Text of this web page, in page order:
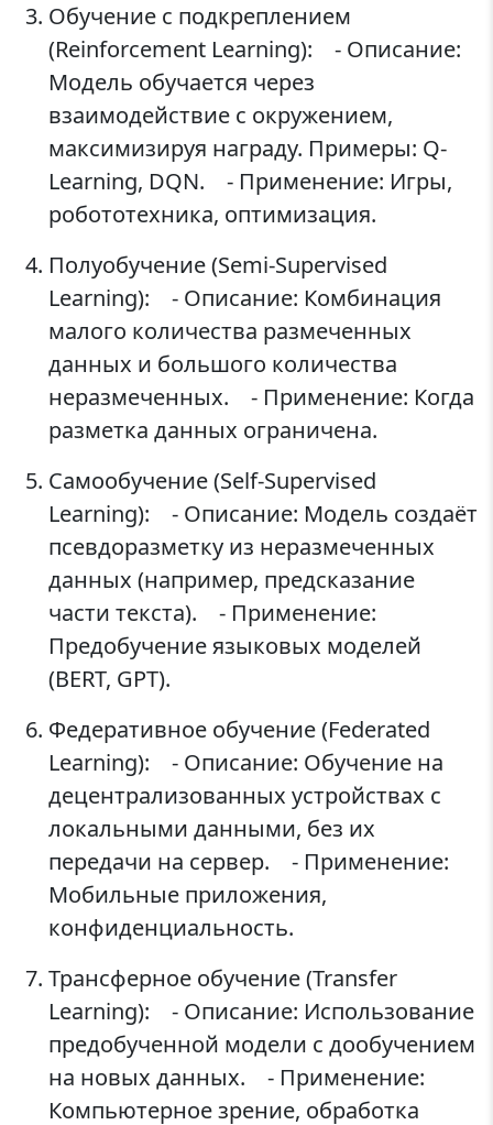
Обучение с подкреплением
(Reinforcement Learning): - Описание:
Модель обучается через
взаимодействие с окружением,
максимизируя награду. Примеры: Q-
Learning, DQN. - Применение: Игры,
робототехника, оптимизация.
Полуобучение (Semi-Supervised
Learning): - Описание: Комбинация
малого количества размеченных
данных и большого количества
неразмеченных. - Применение: Когда
разметка данных ограничена.
Самообучение (Self-Supervised
Learning): - Описание: Модель создаёт
псевдоразметку из неразмеченных
данных (например, предсказание
части текста). - Применение:
Предобучение языковых моделей
(BERT, GPT).
Федеративное обучение (Federated
Learning): - Описание: Обучение на
децентрализованных устройствах с
локальными данными, без их
передачи на сервер. - Применение:
Мобильные приложения,
конфиденциальность.
Трансферное обучение (Transfer
Learning): - Описание: Использование
предобученной модели с дообучением
на новых данных. - Применение:
Компьютерное зрение, обработка